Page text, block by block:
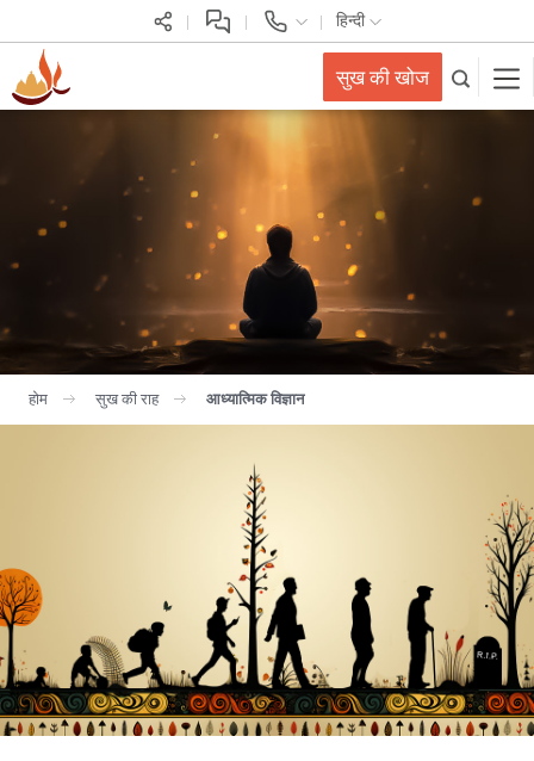
हिन्दी
सुख की खोज
होम सुख की राह आध्यात्मिक विज्ञान